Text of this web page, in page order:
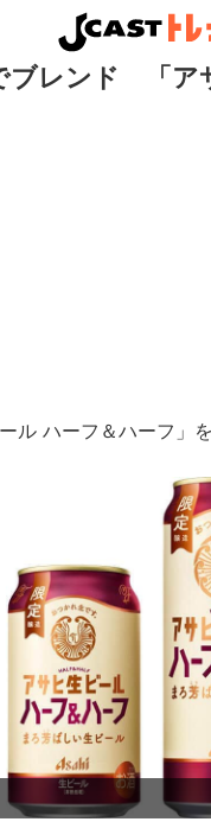
ブレンド 「ア
ル ハーフ＆ハーフ」